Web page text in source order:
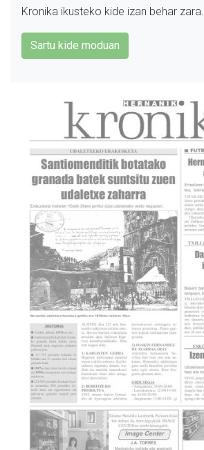
Kronika ikusteko kide izan behar zara.
Sartu kide moduan